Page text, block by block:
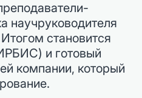
научруководителя
становится
и готовый
компании, который